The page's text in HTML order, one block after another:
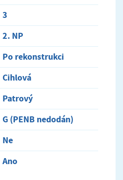
3
2. NP
Po rekonstrukci
Cihlová
Patrový
G (PENB nedodán)
Ne
Ano